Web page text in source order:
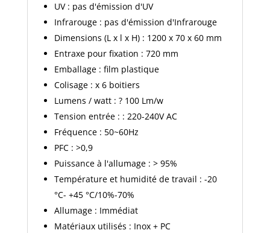
UV : pas d'émission d'UV
Infrarouge : pas d'émission d'Infrarouge
Dimensions (L x l x H) : 1200 x 70 x 60 mm
Entraxe pour fixation : 720 mm
Emballage : film plastique
Colisage : x 6 boitiers
Lumens / watt : ? 100 Lm/w
Tension entrée : : 220-240V AC
Fréquence : 50~60Hz
PFC : >0,9
Puissance à l'allumage : > 95%
Température et humidité de travail : -20
°C- +45 °C/10%-70%
Allumage : Immédiat
Matériaux utilisés : Inox + PC